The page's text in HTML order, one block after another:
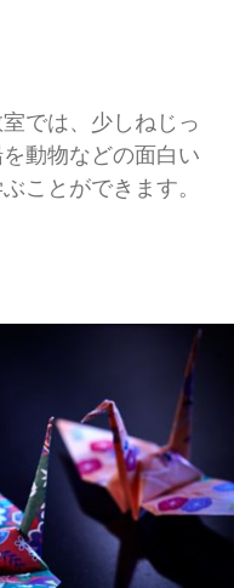
では、少しねじっ
動物などの面白い
ことができます。